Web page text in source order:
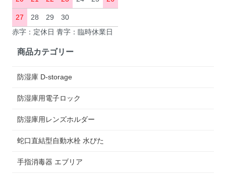
27 28 29
30
赤字：定休日 青字：臨時休業日
商品カテゴリー
防湿庫 D-storage
防湿庫用電子ロック
防湿庫用レンズホルダー
蛇口直結型自動水栓 水ぴた
手指消毒器 エブリア